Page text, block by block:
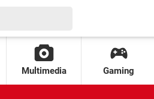
Multimedia Gaming